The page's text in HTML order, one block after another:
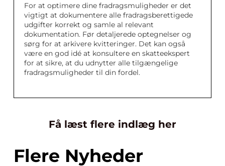
For at optimere dine fradragsmuligheder er det
vigtigt at dokumentere alle fradragsberettigede
udgifter korrekt og samle al relevant
dokumentation. Før detaljerede optegnelser og
sørg for at arkivere kvitteringer. Det kan også
være en god idé at konsultere en skatteekspert
for at sikre, at du udnytter alle tilgængelige
fradragsmuligheder til din fordel.
Få læst flere indlæg her
Flere Nyheder